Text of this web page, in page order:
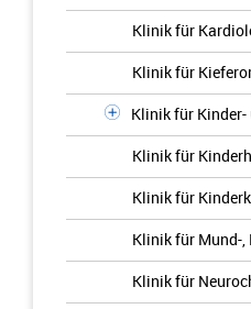
Klinik für
Klinik für
Klinik für
Klinik für
Klinik für
Klinik für Mund-,
Klinik für